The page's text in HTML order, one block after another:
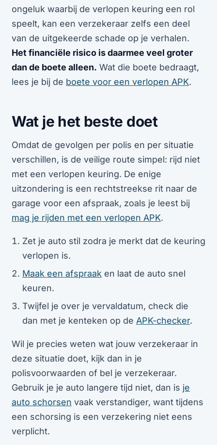
ongeluk waarbij de verlopen keuring een rol
speelt, kan een verzekeraar zelfs een deel
van de uitgekeerde schade op je verhalen.
Het financiële risico is daarmee veel groter
dan de boete alleen. Wat die boete bedraagt,
lees je bij de boete voor een verlopen APK.
Wat je het beste doet
Omdat de gevolgen per polis en per situatie
verschillen, is de veilige route simpel: rijd niet
met een verlopen keuring. De enige
uitzondering is een rechtstreekse rit naar de
garage voor een afspraak, zoals je leest bij
mag je rijden met een verlopen APK.
Zet je auto stil zodra je merkt dat de keuring
verlopen is.
Maak een afspraak en laat de auto snel
keuren.
Twijfel je over je vervaldatum, check die
dan met je kenteken op de APK-checker.
Wil je precies weten wat jouw verzekeraar in
deze situatie doet, kijk dan in je
polisvoorwaarden of bel je verzekeraar.
Gebruik je je auto langere tijd niet, dan is je
auto schorsen vaak verstandiger, want tijdens
een schorsing is een verzekering niet eens
verplicht.